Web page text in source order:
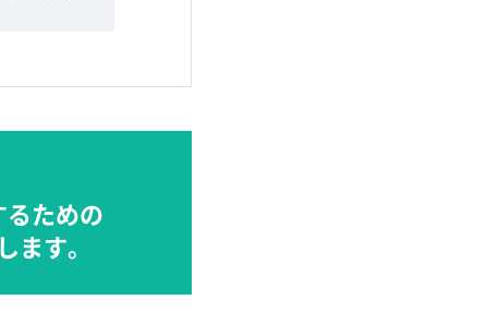
ための
ます。